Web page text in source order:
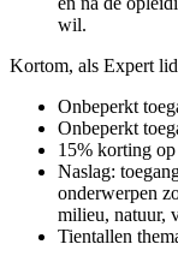
wil.
Kortom, als Expert
Onbeperkt
Onbeperkt
15% korting
Naslag:
onderwerpen
milieu, natuur,
Tientallen